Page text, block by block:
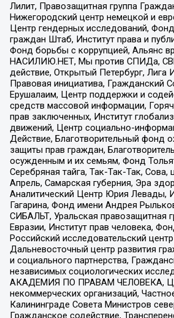
Лилит, Правозащитная группа
Нижегородский центр немецкой и
Центр гендерных исследований,
граждан Штаб, Институт права и
Фонд борьбы с коррупцией, Альянс
НАСИЛИЮ.НЕТ, Мы против СПИДа,
действие, Открытый Петербург, Лига
Правовая инициатива, Гражданский
Ерушалаим, Центр поддержки и
средств массовой информации,
прав заключенных, Институт
движений, Центр социально-
Действие, Благотворительный фонд
защиты прав граждан,
осужденным и их семьям, Фонд
Серебряная тайга, Так-Так-Так, Сова,
Апрель, Самарская губерния, Эра
Аналитический Центр Юрия Левады,
Гагарина, Фонд имени Андрея
СИБАЛЬТ, Уральская правозащитная
Евразии, Институт прав человека,
Российский исследовательский
Дальневосточный центр развития
и социального партнерства,
независимых социологических
АКАДЕМИЯ ПО ПРАВАМ ЧЕЛОВЕКА,
некоммерческих организаций,
Калининграде Совета Министров
Гражданское содействие,